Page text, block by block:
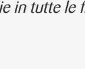
in tutte le